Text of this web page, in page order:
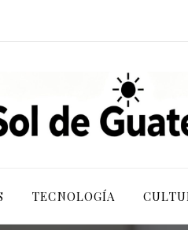
TECNOLOGÍA